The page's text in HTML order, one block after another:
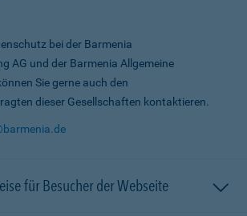
bei der Barmenia
AG und der Barmenia Allgemeine
Sie gerne auch den
dieser Gesellschaften kontaktieren.
für Besucher der Webseite